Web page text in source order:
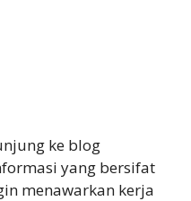
ke blog
yang bersifat
menawarkan kerja